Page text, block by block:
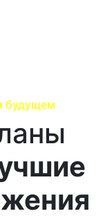
будущем